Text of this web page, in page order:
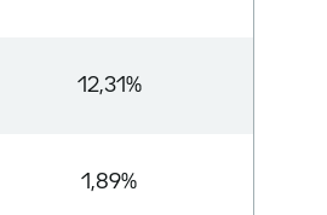
12,31%
1,89%